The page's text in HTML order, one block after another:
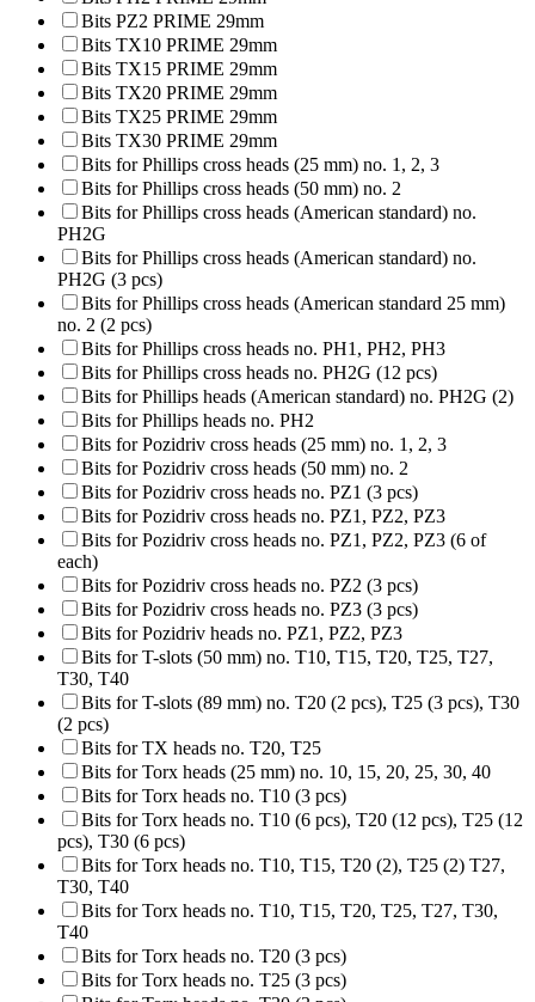
Bits PZ2 PRIME 29mm
Bits TX10 PRIME 29mm
Bits TX15 PRIME 29mm
Bits TX20 PRIME 29mm
Bits TX25 PRIME 29mm
Bits TX30 PRIME 29mm
Bits for Phillips cross heads (25 mm) no. 1, 2, 3
Bits for Phillips cross heads (50 mm) no. 2
Bits for Phillips cross heads (American standard) no.
PH2G
Bits for Phillips cross heads (American standard) no.
PH2G (3 pcs)
Bits for Phillips cross heads (American standard 25 mm)
no. 2 (2 pcs)
Bits for Phillips cross heads no. PH1, PH2, PH3
Bits for Phillips cross heads no. PH2G (12 pcs)
Bits for Phillips heads (American standard) no. PH2G (2)
Bits for Phillips heads no. PH2
Bits for Pozidriv cross heads (25 mm) no. 1, 2, 3
Bits for Pozidriv cross heads (50 mm) no. 2
Bits for Pozidriv cross heads no. PZ1 (3 pcs)
Bits for Pozidriv cross heads no. PZ1, PZ2, PZ3
Bits for Pozidriv cross heads no. PZ1, PZ2, PZ3 (6 of
each)
Bits for Pozidriv cross heads no. PZ2 (3 pcs)
Bits for Pozidriv cross heads no. PZ3 (3 pcs)
Bits for Pozidriv heads no. PZ1, PZ2, PZ3
Bits for T-slots (50 mm) no. T10, T15, T20, T25, T27,
T30, T40
Bits for T-slots (89 mm) no. T20 (2 pcs), T25 (3 pcs), T30
(2 pcs)
Bits for TX heads no. T20, T25
Bits for Torx heads (25 mm) no. 10, 15, 20, 25, 30, 40
Bits for Torx heads no. T10 (3 pcs)
Bits for Torx heads no. T10 (6 pcs), T20 (12 pcs), T25 (12
pcs), T30 (6 pcs)
Bits for Torx heads no. T10, T15, T20 (2), T25 (2) T27,
T30, T40
Bits for Torx heads no. T10, T15, T20, T25, T27, T30,
T40
Bits for Torx heads no. T20 (3 pcs)
Bits for Torx heads no. T25 (3 pcs)